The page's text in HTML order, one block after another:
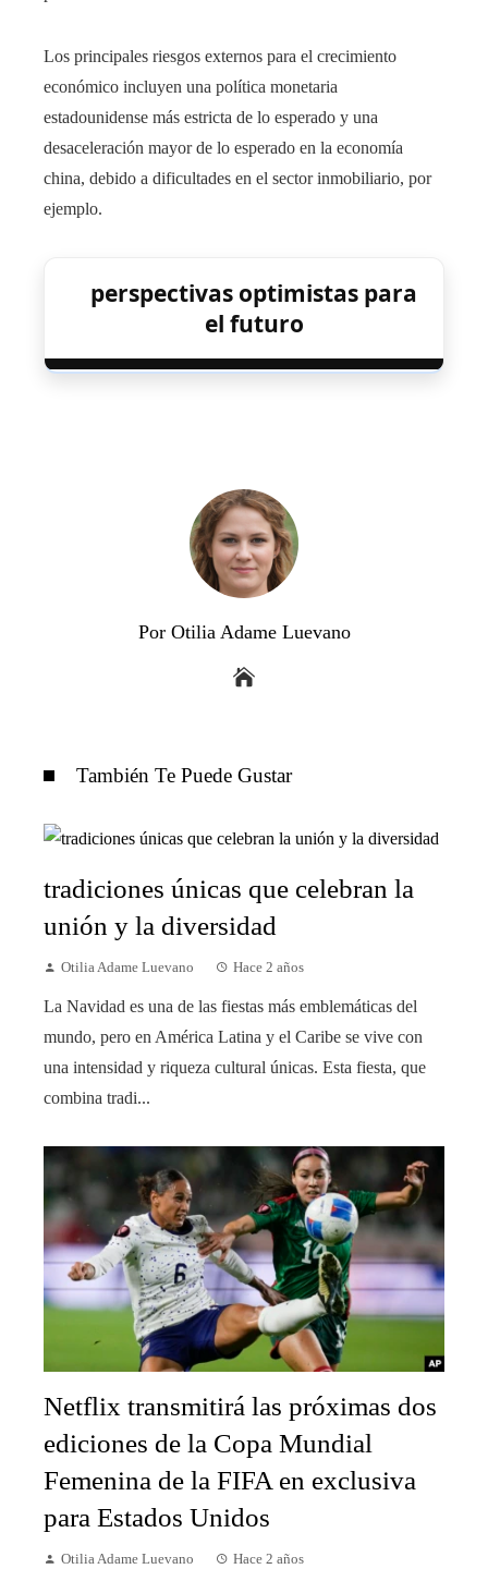
Los principales riesgos externos para el crecimiento
económico incluyen una política monetaria
estadounidense más estricta de lo esperado y una
desaceleración mayor de lo esperado en la economía
china, debido a dificultades en el sector inmobiliario, por
ejemplo.
perspectivas optimistas para
el futuro
Por Otilia Adame Luevano
También Te Puede Gustar
tradiciones únicas que celebran la
unión y la diversidad
Otilia Adame Luevano Hace 2 años
La Navidad es una de las fiestas más emblemáticas del
mundo, pero en América Latina y el Caribe se vive con
una intensidad y riqueza cultural únicas. Esta fiesta, que
combina tradi...
Netflix transmitirá las próximas dos
ediciones de la Copa Mundial
Femenina de la FIFA en exclusiva
para Estados Unidos
Otilia Adame Luevano Hace 2 años